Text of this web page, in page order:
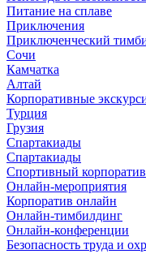
Питание на сплаве
Приключения
Приключенческий
Сочи
Камчатка
Алтай
Корпоративные
Турция
Грузия
Спартакиады
Спартакиады
Спортивный корпоратив
Онлайн-мероприятия
Корпоратив онлайн
Онлайн-тимбилдинг
Онлайн-конференции
Безопасность труда и